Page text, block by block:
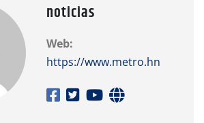
noticias
Web:
https://www.metro.hn